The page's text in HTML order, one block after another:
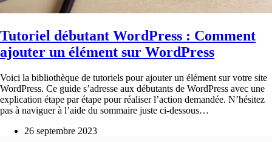
Tutoriel débutant WordPress : Comment
ajouter un élément sur WordPress
Voici la bibliothèque de tutoriels pour ajouter un élément sur votre site
WordPress. Ce guide s’adresse aux débutants de WordPress avec une
explication étape par étape pour réaliser l’action demandée. N’hésitez
pas à naviguer à l’aide du sommaire juste ci-dessous…
26 septembre 2023